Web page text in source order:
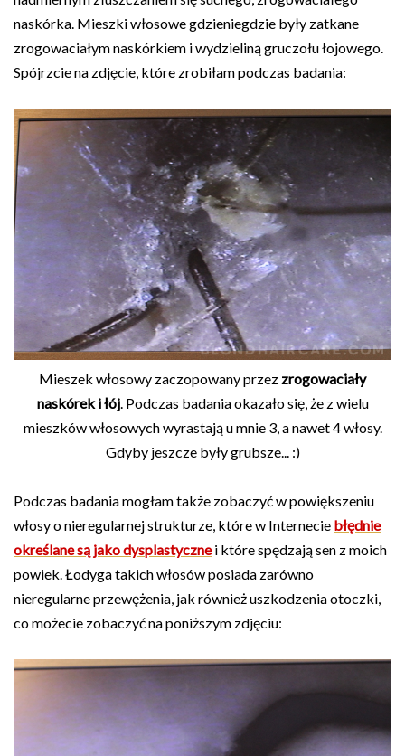
naskórka. Mieszki włosowe gdzieniegdzie były zatkane
zrogowaciałym naskórkiem i wydzieliną gruczołu łojowego.
Spójrzcie na zdjęcie, które zrobiłam podczas badania:
Mieszek włosowy zaczopowany przez zrogowaciały
naskórek i łój. Podczas badania okazało się, że z wielu
mieszków włosowych wyrastają u mnie 3, a nawet 4 włosy.
Gdyby jeszcze były grubsze... :)
Podczas badania mogłam także zobaczyć w powiększeniu
włosy o nieregularnej strukturze, które w Internecie błędnie
określane są jako dysplastyczne i które spędzają sen z moich
powiek. Łodyga takich włosów posiada zarówno
nieregularne przewężenia, jak również uszkodzenia otoczki,
co możecie zobaczyć na poniższym zdjęciu: